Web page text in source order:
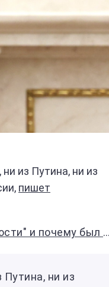
из Путина, ни из
пишет
был остановлен
Путина, ни из